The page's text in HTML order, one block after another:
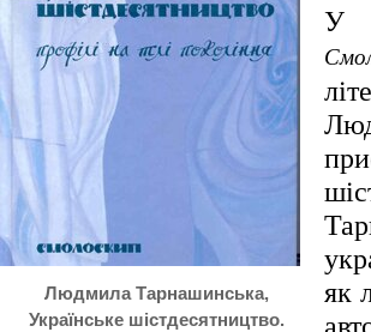
Людмила Тарнашинська,
Українське шістдесятництво.
У
як